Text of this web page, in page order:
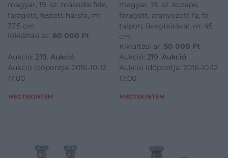
magyar, 19. sz. második fele,
faragott, festett hársfa, m:
37,5 cm
Kikiáltási ár: 80 000 Ft
Aukció: 219. Aukció
Aukció időpontja: 2016-10-12
17:00
MEGTEKINTEM
magyar, 19. sz. közepe,
faragott, aranyozott fa, fa
talpon, üvegbúrával, m: 45
cm
Kikiáltási ár: 50 000 Ft
Aukció: 219. Aukció
Aukció időpontja: 2016-10-12
17:00
MEGTEKINTEM